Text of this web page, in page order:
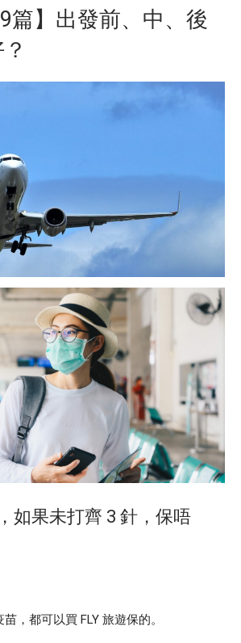
篇】出發前、中、後
如果未打齊 3 針，保唔
，都可以買 FLY 旅遊保的。